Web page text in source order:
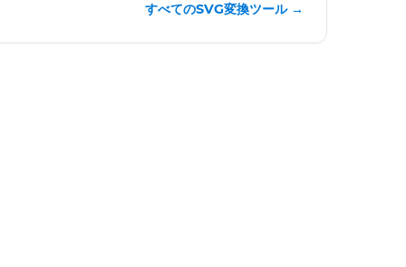
すべてのSVG変換ツール →